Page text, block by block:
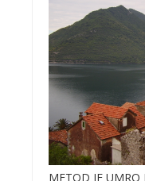
METOD JE